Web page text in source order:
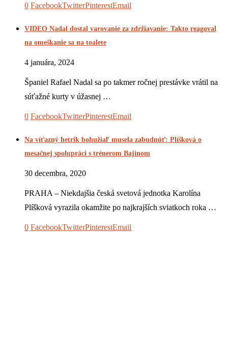
0 FacebookTwitterPinterestEmail
VIDEO Nadal dostal varovanie za zdržiavanie: Takto reagoval
na omeškanie sa na toalete
4 januára, 2024
Španiel Rafael Nadal sa po takmer ročnej prestávke vrátil na
súťažné kurty v úžasnej …
0 FacebookTwitterPinterestEmail
Na víťazný hetrik bohužiaľ musela zabudnúť: Plíšková o
mesačnej spolupráci s trénerom Bajinom
30 decembra, 2020
PRAHA – Niekdajšia česká svetová jednotka Karolína
Plíšková vyrazila okamžite po najkrajších sviatkoch roka …
0 FacebookTwitterPinterestEmail